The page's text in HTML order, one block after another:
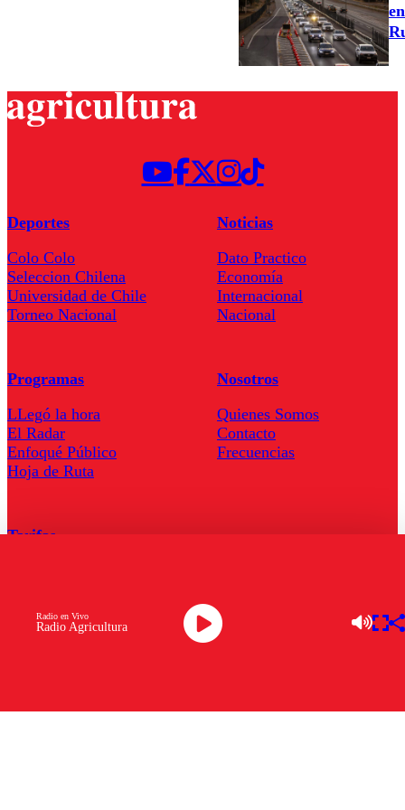
Radio Agricultura
Radio en Vivo
Deportes
Colo Colo
Seleccion Chilena
Universidad de Chile
Torneo Nacional
Noticias
Dato Practico
Economía
Internacional
Nacional
Programas
LLegó la hora
El Radar
Enfoqué Público
Hoja de Ruta
Nosotros
Quienes Somos
Contacto
Frecuencias
Tarifas
Descarga la APP